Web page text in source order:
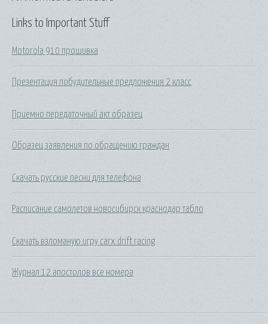
Links to Important Stuff
Motorola 910 прошивка
Презентация побудительные предложения 2 класс
Приемно передаточный акт образец
Образец заявления по обращению граждан
Скачать русские песни для телефона
Расписание самолетов новосибирск краснодар табло
Скачать взломаную игру carx drift racing
Журнал 12 апостолов все номера